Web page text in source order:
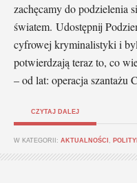
zachęcamy do podzielenia
światem. Udostępnij
cyfrowej kryminalistyki i
potwierdzają teraz to, co
– od lat: operacja szantażu
CZYTAJ DALEJ
W KATEGORII: AKTUALNOŚCI